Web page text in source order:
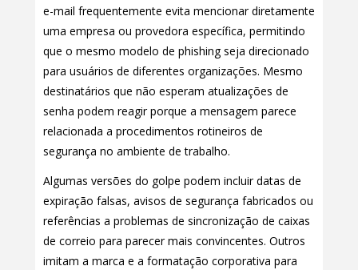
e-mail frequentemente evita mencionar diretamente
uma empresa ou provedora específica, permitindo
que o mesmo modelo de phishing seja direcionado
para usuários de diferentes organizações. Mesmo
destinatários que não esperam atualizações de
senha podem reagir porque a mensagem parece
relacionada a procedimentos rotineiros de
segurança no ambiente de trabalho.
Algumas versões do golpe podem incluir datas de
expiração falsas, avisos de segurança fabricados ou
referências a problemas de sincronização de caixas
de correio para parecer mais convincentes. Outros
imitam a marca e a formatação corporativa para